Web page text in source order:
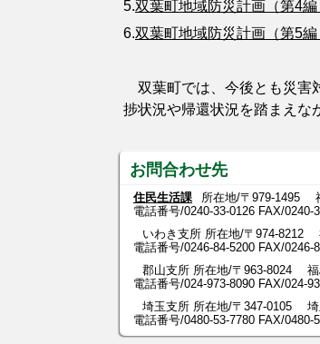
5.双葉町地域防災計画（第4
6.双葉町地域防災計画（第5
双葉町では、今後とも災害
捗状況や帰還状況を踏まえな
お問合わせ先
住民生活課
所在地/〒979-1495
電話番号/0240-33-0126 FAX/0240-
いわき支所 所在地/〒974-8212
電話番号/0246-84-5200 FAX/0246-
郡山支所 所在地/〒963-8024 福
電話番号/024-973-8090 FAX/024-
埼玉支所 所在地/〒347-0105
電話番号/0480-53-7780 FAX/0480-